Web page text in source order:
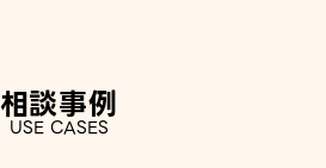
相談事例
USE CASES